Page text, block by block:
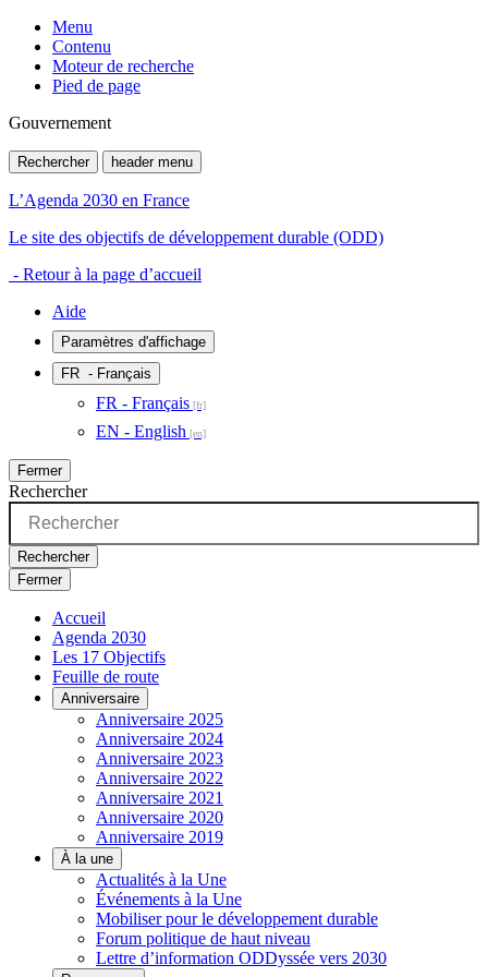
Menu
Contenu
Moteur de recherche
Pied de page
Gouvernement
Rechercher header menu
L’Agenda 2030 en France
Le site des objectifs de développement durable (ODD)
- Retour à la page d’accueil
Aide
Paramètres d'affichage
FR - Français
FR - Français
EN - English
Fermer
Rechercher
Rechercher
Fermer
Accueil
Agenda 2030
Les 17 Objectifs
Feuille de route
Anniversaire
Anniversaire 2025
Anniversaire 2024
Anniversaire 2023
Anniversaire 2022
Anniversaire 2021
Anniversaire 2020
Anniversaire 2019
À la une
Actualités à la Une
Événements à la Une
Mobiliser pour le développement durable
Forum politique de haut niveau
Lettre d’information ODDyssée vers 2030